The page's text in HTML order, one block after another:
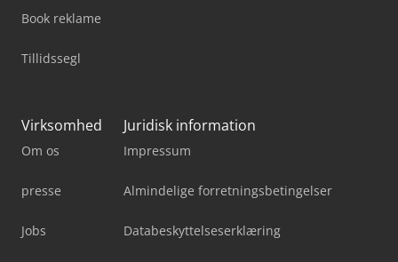
Book reklame
Tillidssegl
Virksomhed
Om os
presse
Jobs
Juridisk information
Impressum
Almindelige forretningsbetingelser
Databeskyttelseserklæring